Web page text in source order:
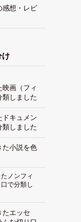
感想・レビ
け
映画（フィ
類しました
ドキュメン
類しました
た小説を色
ノンフィ
で分類し
たエッセ